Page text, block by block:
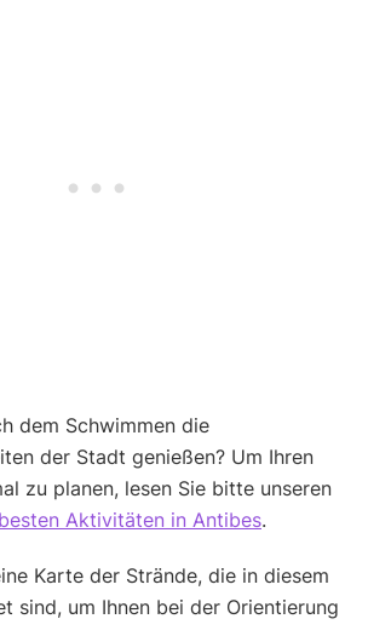
dem Schwimmen die
der Stadt genießen? Um Ihren
zu planen, lesen Sie bitte unseren
besten Aktivitäten in Antibes.
Karte der Strände, die in diesem
sind, um Ihnen bei der Orientierung